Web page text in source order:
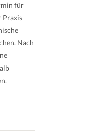
für
Praxis
Nach